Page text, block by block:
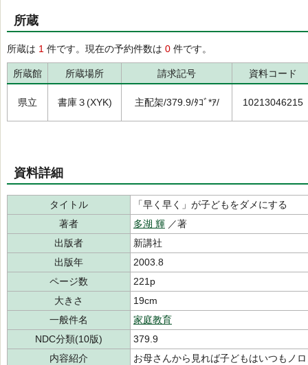
所蔵
所蔵は 1 件です。現在の予約件数は 0 件です。
所蔵館 所蔵場所 請求記号 資料コード
県立 書庫３(XYK) 主配架/379.9/ﾀｺﾞ*ｱ/ 10213046215
資料詳細
タイトル
「早く早く」が子どもをダメにする
著者
多湖 輝 ／著
出版者
新講社
出版年
2003.8
ページ数
221p
大きさ
19cm
一般件名
家庭教育
NDC分類(10版)
379.9
内容紹介
お母さんから見れば子どもはいつもノ